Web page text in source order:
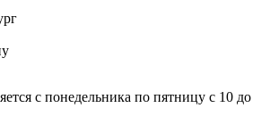
с понедельника по пятницу с 10 до